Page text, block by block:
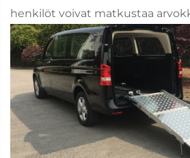
henkilöt voivat matkustaa